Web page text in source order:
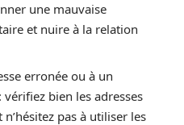
une mauvaise
et nuire à la relation
erronée ou à un
bien les adresses
pas à utiliser les